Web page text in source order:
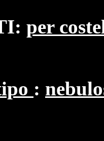
per
: